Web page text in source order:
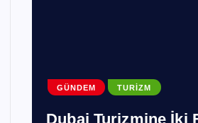
GÜNDEM TURIZM
Dubai Turizmine İki